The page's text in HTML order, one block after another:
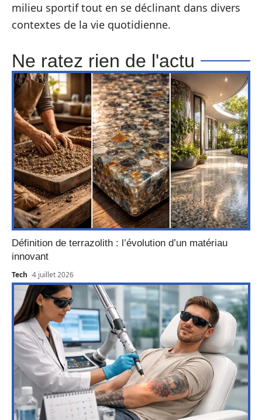
milieu sportif tout en se déclinant dans divers
contextes de la vie quotidienne.
Ne ratez rien de l'actu
Définition de terrazolith : l’évolution d’un matériau
innovant
Tech 4 juillet 2026